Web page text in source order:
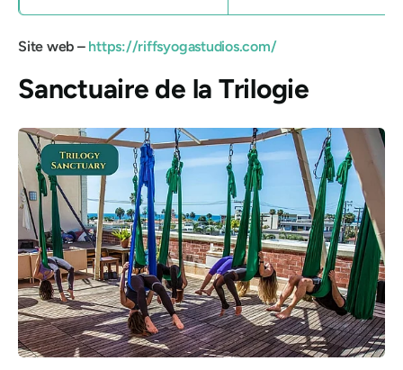
Site web –https://riffsyogastudios.com/
Sanctuaire de la Trilogie